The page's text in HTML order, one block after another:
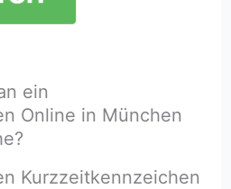
ein
Online in München
Kurzzeitkennzeichen